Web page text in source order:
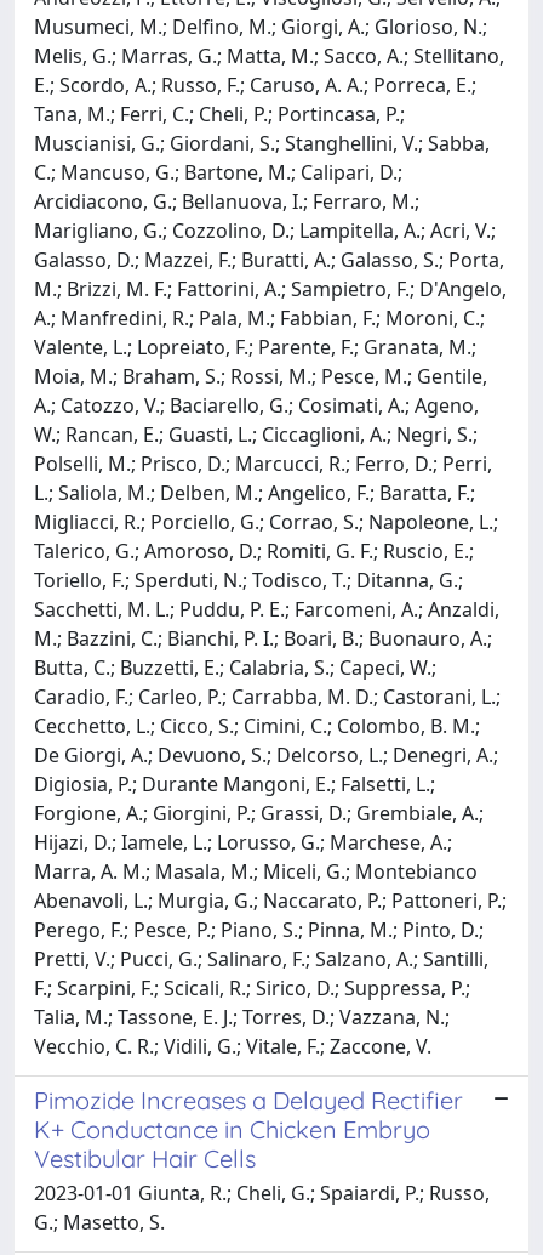
Musumeci, M.; Delfino, M.; Giorgi, A.; Glorioso, N.;
Melis, G.; Marras, G.; Matta, M.; Sacco, A.; Stellitano,
E.; Scordo, A.; Russo, F.; Caruso, A. A.; Porreca, E.;
Tana, M.; Ferri, C.; Cheli, P.; Portincasa, P.;
Muscianisi, G.; Giordani, S.; Stanghellini, V.; Sabba,
C.; Mancuso, G.; Bartone, M.; Calipari, D.;
Arcidiacono, G.; Bellanuova, I.; Ferraro, M.;
Marigliano, G.; Cozzolino, D.; Lampitella, A.; Acri, V.;
Galasso, D.; Mazzei, F.; Buratti, A.; Galasso, S.; Porta,
M.; Brizzi, M. F.; Fattorini, A.; Sampietro, F.; D'Angelo,
A.; Manfredini, R.; Pala, M.; Fabbian, F.; Moroni, C.;
Valente, L.; Lopreiato, F.; Parente, F.; Granata, M.;
Moia, M.; Braham, S.; Rossi, M.; Pesce, M.; Gentile,
A.; Catozzo, V.; Baciarello, G.; Cosimati, A.; Ageno,
W.; Rancan, E.; Guasti, L.; Ciccaglioni, A.; Negri, S.;
Polselli, M.; Prisco, D.; Marcucci, R.; Ferro, D.; Perri,
L.; Saliola, M.; Delben, M.; Angelico, F.; Baratta, F.;
Migliacci, R.; Porciello, G.; Corrao, S.; Napoleone, L.;
Talerico, G.; Amoroso, D.; Romiti, G. F.; Ruscio, E.;
Toriello, F.; Sperduti, N.; Todisco, T.; Ditanna, G.;
Sacchetti, M. L.; Puddu, P. E.; Farcomeni, A.; Anzaldi,
M.; Bazzini, C.; Bianchi, P. I.; Boari, B.; Buonauro, A.;
Butta, C.; Buzzetti, E.; Calabria, S.; Capeci, W.;
Caradio, F.; Carleo, P.; Carrabba, M. D.; Castorani, L.;
Cecchetto, L.; Cicco, S.; Cimini, C.; Colombo, B. M.;
De Giorgi, A.; Devuono, S.; Delcorso, L.; Denegri, A.;
Digiosia, P.; Durante Mangoni, E.; Falsetti, L.;
Forgione, A.; Giorgini, P.; Grassi, D.; Grembiale, A.;
Hijazi, D.; Iamele, L.; Lorusso, G.; Marchese, A.;
Marra, A. M.; Masala, M.; Miceli, G.; Montebianco
Abenavoli, L.; Murgia, G.; Naccarato, P.; Pattoneri, P.;
Perego, F.; Pesce, P.; Piano, S.; Pinna, M.; Pinto, D.;
Pretti, V.; Pucci, G.; Salinaro, F.; Salzano, A.; Santilli,
F.; Scarpini, F.; Scicali, R.; Sirico, D.; Suppressa, P.;
Talia, M.; Tassone, E. J.; Torres, D.; Vazzana, N.;
Vecchio, C. R.; Vidili, G.; Vitale, F.; Zaccone, V.
Pimozide Increases a Delayed Rectifier
K+ Conductance in Chicken Embryo
Vestibular Hair Cells
2023-01-01 Giunta, R.; Cheli, G.; Spaiardi, P.; Russo,
G.; Masetto, S.